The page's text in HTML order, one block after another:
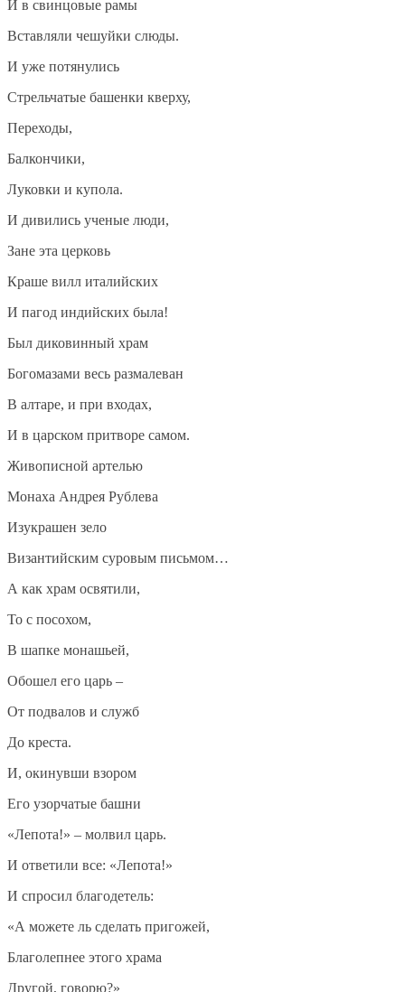
И в свинцовые рамы
Вставляли чешуйки слюды.
И уже потянулись
Стрельчатые башенки кверху,
Переходы,
Балкончики,
Луковки и купола.
И дивились ученые люди,
Зане эта церковь
Краше вилл италийских
И пагод индийских была!
Был диковинный храм
Богомазами весь размалеван
В алтаре, и при входах,
И в царском притворе самом.
Живописной артелью
Монаха Андрея Рублева
Изукрашен зело
Византийским суровым письмом…
А как храм освятили,
То с посохом,
В шапке монашьей,
Обошел его царь –
От подвалов и служб
До креста.
И, окинувши взором
Его узорчатые башни
«Лепота!» – молвил царь.
И ответили все: «Лепота!»
И спросил благодетель:
«А можете ль сделать пригожей,
Благолепнее этого храма
Другой, говорю?»